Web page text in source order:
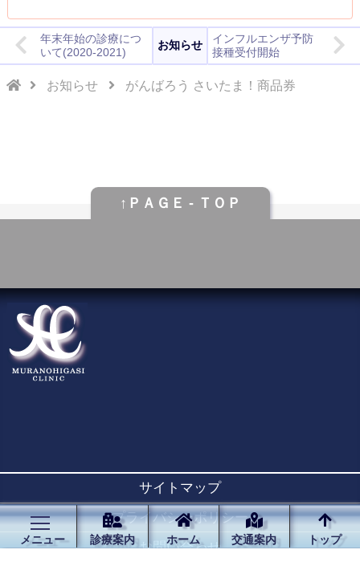
年末年始の診療につ
いて(2020-2021)
お知らせ
インフルエンザ予防
接種受付開始
お知らせ がんばろう さいたま！商品券
↑ＰＡＧＥ - ＴＯＰ
サイトマップ
プライバシーポリシー
お問い合わせ
メニュー 診療案内 ホーム 交通案内 トップ